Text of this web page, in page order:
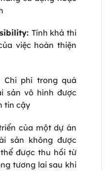
Tính khả thi
việc hoàn thiện
Chi phí trong quá
sản vô hình được
tin cậy
của một dự án
sản không được
được thu hồi từ
tương lai sau khi